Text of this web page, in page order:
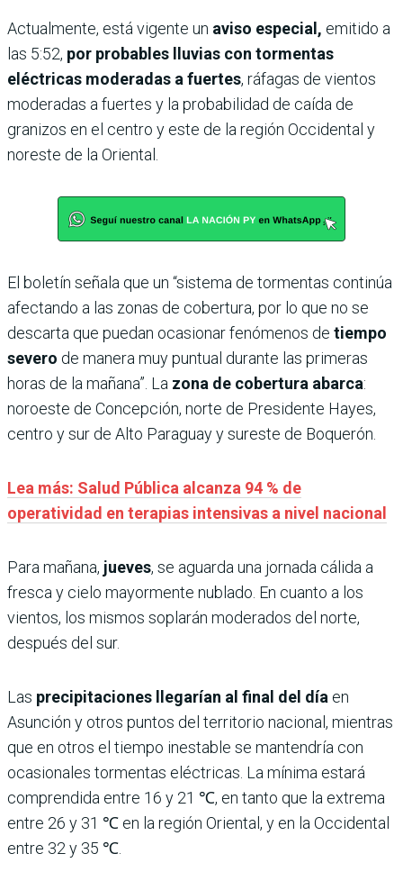
Actualmente, está vigente un aviso especial, emitido a
las 5:52, por probables lluvias con tormentas
eléctricas moderadas a fuertes, ráfagas de vientos
moderadas a fuertes y la probabilidad de caída de
granizos en el centro y este de la región Occidental y
noreste de la Oriental.
El boletín señala que un “sistema de tormentas continúa
afectando a las zonas de cobertura, por lo que no se
descarta que puedan ocasionar fenómenos de tiempo
severo de manera muy puntual durante las primeras
horas de la mañana”. La zona de cobertura abarca:
noroeste de Concepción, norte de Presidente Hayes,
centro y sur de Alto Paraguay y sureste de Boquerón.
Lea más: Salud Pública alcanza 94 % de
operatividad en terapias intensivas a nivel nacional
Para mañana, jueves, se aguarda una jornada cálida a
fresca y cielo mayormente nublado. En cuanto a los
vientos, los mismos soplarán moderados del norte,
después del sur.
Las precipitaciones llegarían al final del día en
Asunción y otros puntos del territorio nacional, mientras
que en otros el tiempo inestable se mantendría con
ocasionales tormentas eléctricas. La mínima estará
comprendida entre 16 y 21 ℃, en tanto que la extrema
entre 26 y 31 ℃ en la región Oriental, y en la Occidental
entre 32 y 35 ℃.